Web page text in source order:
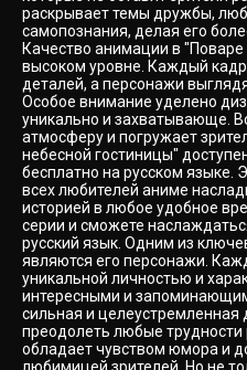
раскрывает темы дружбы,
самопознания, делая его
Качество анимации в
высоком уровне. Каждый
деталей, а персонажи
Особое внимание уделено
уникально и захватывающе.
атмосферу и погружает
небесной гостиницы"
бесплатно на русском языке.
всех любителей аниме
историей в любое удобное
серии и сможете
русский язык. Одним из
являются его персонажи.
уникальной личностью и
интересными и
сильная и целеустремленная
преодолеть любые
обладает чувством юмора и